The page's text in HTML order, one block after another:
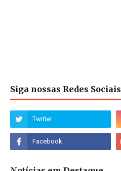
Siga nossas Redes Sociais